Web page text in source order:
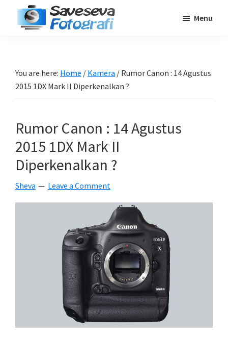
Pemula
-
Tutorial
-
Berita
-
Traveling
Menu
You are here: Home / Kamera / Rumor Canon : 14 Agustus
2015 1DX Mark II Diperkenalkan ?
Rumor Canon : 14 Agustus
2015 1DX Mark II
Diperkenalkan ?
Sheva Leave a Comment